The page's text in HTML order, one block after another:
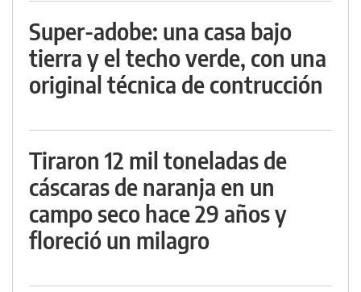
Super-adobe: una casa bajo
tierra y el techo verde, con una
original técnica de contrucción
Tiraron 12 mil toneladas de
cáscaras de naranja en un
campo seco hace 29 años y
floreció un milagro